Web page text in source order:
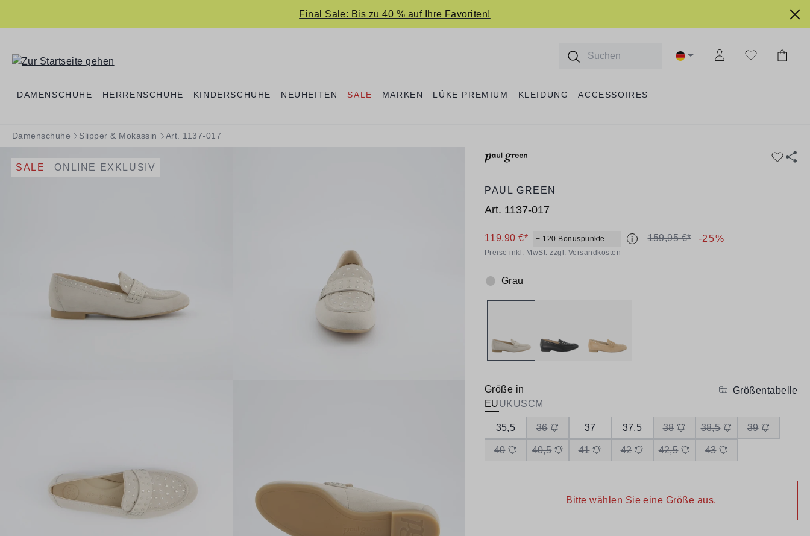
Final Sale: Bis zu 40 % auf Ihre Favoriten!
DAMENSCHUHE HERRENSCHUHE KINDERSCHUHE NEUHEITEN SALE MARKEN LÜKE PREMIUM KLEIDUNG ACCESSOIRES
Damenschuhe Slipper & Mokassin Art. 1137-017
SALE ONLINE EXKLUSIV
PAUL GREEN
Art. 1137-017
119,90 €* + 120 Bonuspunkte i 159,95 €* -25%
Preise inkl. MwSt. zzgl. Versandkosten
Farbe:
Grau
Größe in
EUUKUSCM
Größentabelle
35,5 36 37 37,5 38 38,5 39
40 40,5 41 42 42,5 43
Bitte wählen Sie eine Größe aus.